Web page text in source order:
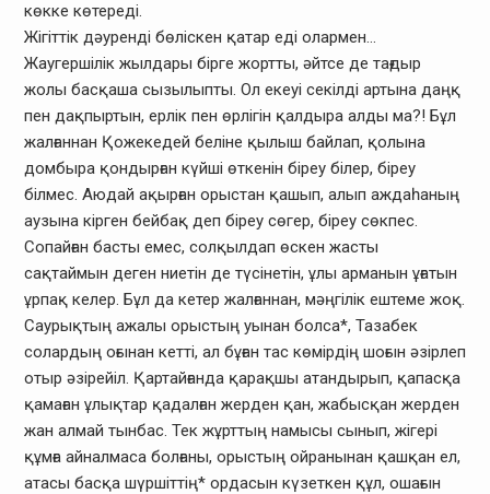
көкке көтереді.
Жігіттік дәуренді бөліскен қатар еді олармен…
Жаугершілік жылдары бірге жортты, әйтсе де тағдыр
жолы басқаша сызылыпты. Ол екеуі секілді артына даңқ
пен дақпыртын, ерлік пен өрлігін қалдыра алды ма?! Бұл
жалғаннан Қожекедей беліне қылыш байлап, қолына
домбыра қондырған күйші өткенін біреу білер, біреу
білмес. Аюдай ақырған орыстан қашып, алып аждаһаның
аузына кірген бейбақ деп біреу сөгер, біреу сөкпес.
Сопайған басты емес, солқылдап өскен жасты
сақтаймын деген ниетін де түсінетін, ұлы арманын ұғатын
ұрпақ келер. Бұл да кетер жалғаннан, мәңгілік ештеме жоқ.
Саурықтың ажалы орыстың уынан болса*, Тазабек
солардың оғынан кетті, ал бұған тас көмірдің шоғын әзірлеп
отыр әзірейіл. Қартайғанда қарақшы атандырып, қапасқа
қамаған ұлықтар қадалған жерден қан, жабысқан жерден
жан алмай тынбас. Тек жұрттың намысы сынып, жігері
құмға айналмаса болғаны, орыстың ойранынан қашқан ел,
атасы басқа шүршіттің* ордасын күзеткен құл, ошағын